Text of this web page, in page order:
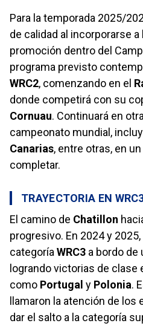
Para la temporada 2025/
de calidad al incorporarse a
promoción dentro del
programa previsto
WRC2, comenzando en el
donde competirá con su
Cornuau. Continuará en
campeonato mundial,
Canarias, entre otras, en
completar.
TRAYECTORIA EN
El camino de Chatillon
progresivo. En 2024 y
categoría WRC3 a bordo de
logrando victorias de clase
como Portugal y Polonia.
llamaron la atención de los
dar el salto a la categoría